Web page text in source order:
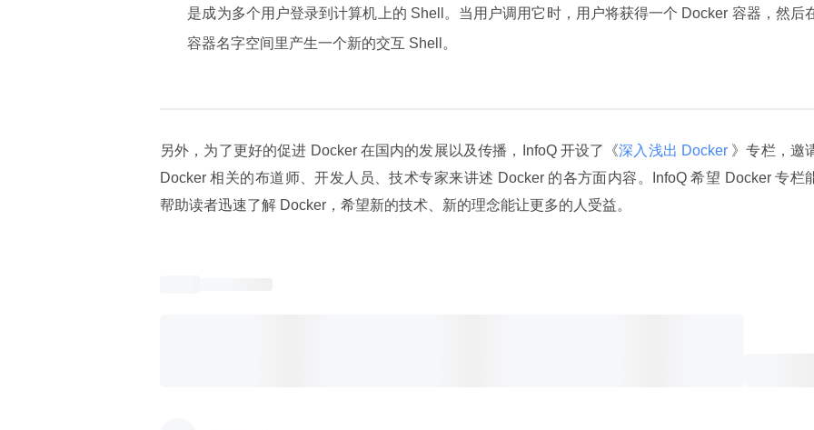
是成为多个用户登录到计算机上的 Shell。当用户调用它时，用户将获得一个 Docker 容器，然后
容器名字空间里产生一个新的交互 Shell。
另外，为了更好的促进 Docker 在国内的发展以及传播，InfoQ 开设了《深入浅出 Docker 》专栏，邀
Docker 相关的布道师、开发人员、技术专家来讲述 Docker 的各方面内容。InfoQ 希望 Docker 专栏
帮助读者迅速了解 Docker，希望新的技术、新的理念能让更多的人受益。